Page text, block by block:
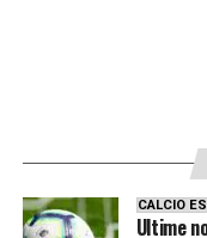
CALCIO
Ultime